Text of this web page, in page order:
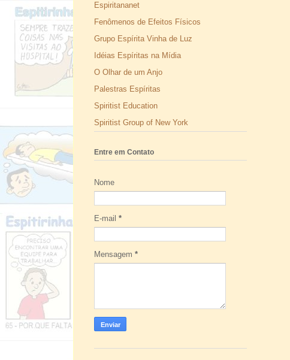
Espiritananet
Fenômenos de Efeitos Físicos
Grupo Espírita Vinha de Luz
Idéias Espíritas na Mídia
O Olhar de um Anjo
Palestras Espíritas
Spiritist Education
Spiritist Group of New York
Entre em Contato
Nome
E-mail *
Mensagem *